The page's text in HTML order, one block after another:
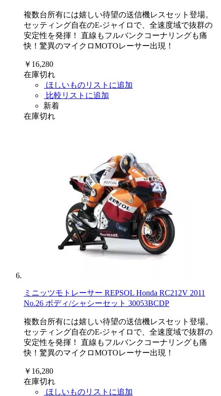
複数台所有には嬉しい待望の送信機レスセット登場。
セッティング自在のE-ジャイロで、全速度域で抜群の
安定性を発揮！ 直線もフルバンクコーナリングも痛
快！驚異のマイクロMOTOレーサー出現！
￥16,280
在庫切れ
ほしいものリストに追加
比較リストに追加
新着
在庫切れ
ミニッツモトレーサー REPSOL Honda RC212V 2011
No.26 ボディ/シャシーセット 30053BCDP
複数台所有には嬉しい待望の送信機レスセット登場。
セッティング自在のE-ジャイロで、全速度域で抜群の
安定性を発揮！ 直線もフルバンクコーナリングも痛
快！驚異のマイクロMOTOレーサー出現！
￥16,280
在庫切れ
ほしいものリストに追加